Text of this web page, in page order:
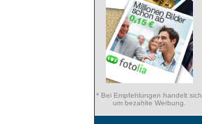
* Bei Empfehlungen handelt sich
um bezahlte Werbung.